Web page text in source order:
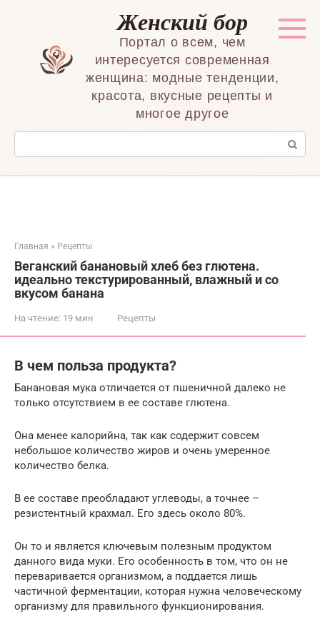
Женский бор
Портал о всем, чем
интересуется современная
женщина: модные тенденции,
красота, вкусные рецепты и
многое другое
Поиск:
Главная » Рецепты
Веганский банановый хлеб без глютена.
идеально текстурированный, влажный и со
вкусом банана
На чтение: 19 мин Рецепты
В чем польза продукта?
Банановая мука отличается от пшеничной далеко не
только отсутствием в ее составе глютена.
Она менее калорийна, так как содержит совсем
небольшое количество жиров и очень умеренное
количество белка.
В ее составе преобладают углеводы, а точнее –
резистентный крахмал. Его здесь около 80%.
Он то и является ключевым полезным продуктом
данного вида муки. Его особенность в том, что он не
переваривается организмом, а поддается лишь
частичной ферментации, которая нужна человеческому
организму для правильного функционирования.